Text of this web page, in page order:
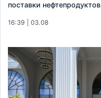
поставки нефтепродуктов
16:39 | 03.08